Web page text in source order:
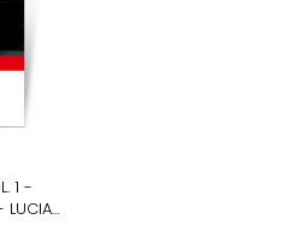
1 -
2020